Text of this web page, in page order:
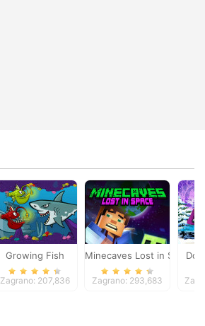
Growing Fish
Zagrano: 207,836
Minecaves Lost in Space
Zagrano: 293,683